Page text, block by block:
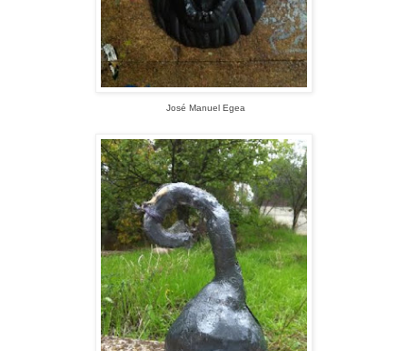
José Manuel Egea